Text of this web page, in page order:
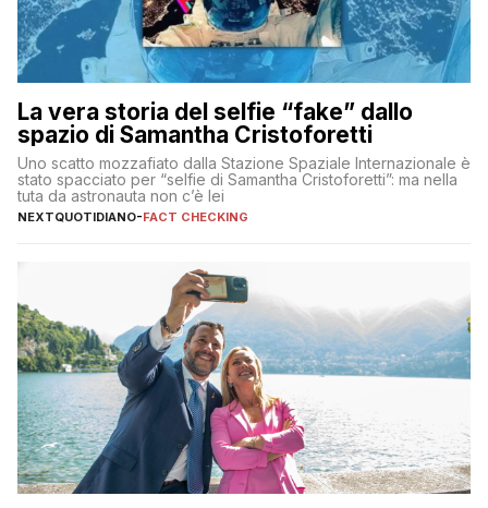
La vera storia del selfie “fake” dallo
spazio di Samantha Cristoforetti
Uno scatto mozzafiato dalla Stazione Spaziale Internazionale è
stato spacciato per “selfie di Samantha Cristoforetti”: ma nella
tuta da astronauta non c’è lei
NEXTQUOTIDIANO-FACT CHECKING